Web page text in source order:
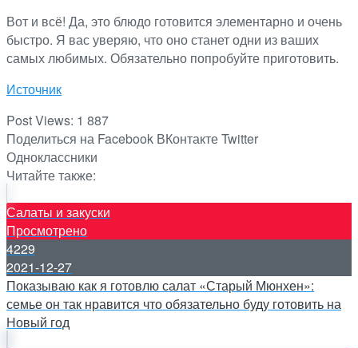
Вот и всё! Да, это блюдо готовится элементарно и очень
быстро. Я вас уверяю, что оно станет одни из ваших
самых любимых. Обязательно попробуйте приготовить.
Источник
Post Views: 1 887
Поделиться на Facebook ВКонтактеTwitter
Одноклассники
Читайте также:
Салаты и закуски
Просмотрено
4229
2021-12-27
Показываю как я готовлю салат «Старый Мюнхен»:
семье он так нравится что обязательно буду готовить на
Новый год